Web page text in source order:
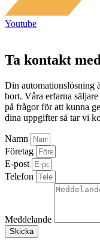
Youtube
Ta kontakt
Din automationslösning
bort. Våra erfarna
på frågor för att kunna
dina uppgifter så tar vi
Namn
Företag
E-post
Telefon
Meddelande
Skicka